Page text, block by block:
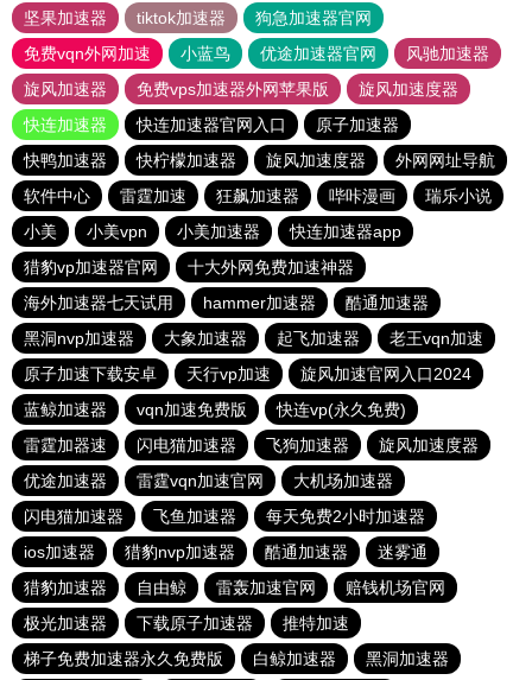
坚果加速器
tiktok加速器
狗急加速器官网
免费vqn外网加速
小蓝鸟 优途加速器官网
风驰加速器
旋风加速器
免费vps加速器外网苹果版
旋风加速度器
快连加速器
快连加速器官网入口
原子加速器
快鸭加速器
快柠檬加速器 旋风加速度器
外网网址导航
软件中心
雷霆加速 狂飙加速器 哔咔漫画
瑞乐小说
小美
小美vpn 小美加速器
快连加速器app
猎豹vp加速器官网
十大外网免费加速神器
海外加速器七天试用
hammer加速器
酷通加速器
黑洞nvp加速器
大象加速器 起飞加速器
老王vqn加速
原子加速下载安卓
天行vp加速
旋风加速官网入口2024
蓝鲸加速器
vqn加速免费版
快连vp(永久免费)
雷霆加器速
闪电猫加速器 飞狗加速器
旋风加速度器
优途加速器
雷霆vqn加速官网
大机场加速器
闪电猫加速器
飞鱼加速器
每天免费2小时加速器
ios加速器
猎豹nvp加速器 酷通加速器
迷雾通
猎豹加速器
自由鲸 雷轰加速官网
赔钱机场官网
极光加速器
下载原子加速器
推特加速
梯子免费加速器永久免费版
白鲸加速器 黑洞加速器